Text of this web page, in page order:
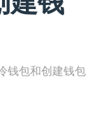
钱包和创建钱包